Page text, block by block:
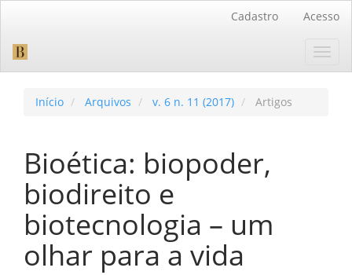
Barra
Cadastro Acesso
Início Arquivos v. 6 n. 11 (2017) Artigos
Bioética: biopoder,
biodireito e
biotecnologia – um
olhar para a vida